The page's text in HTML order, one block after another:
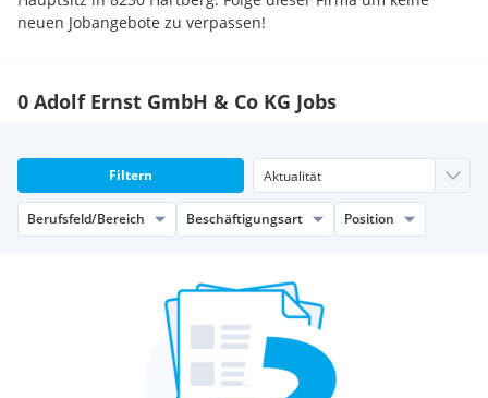
neuen Jobangebote zu verpassen!
0 Adolf Ernst GmbH & Co KG Jobs
Filtern
Berufsfeld/Bereich Beschäftigungsart Position